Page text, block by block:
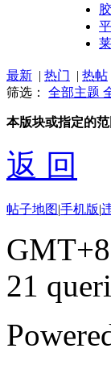
最新 | 热门 | 热帖
筛选： 全部主题
本版块或指定的
返 回
帖子地图|手机版|
21